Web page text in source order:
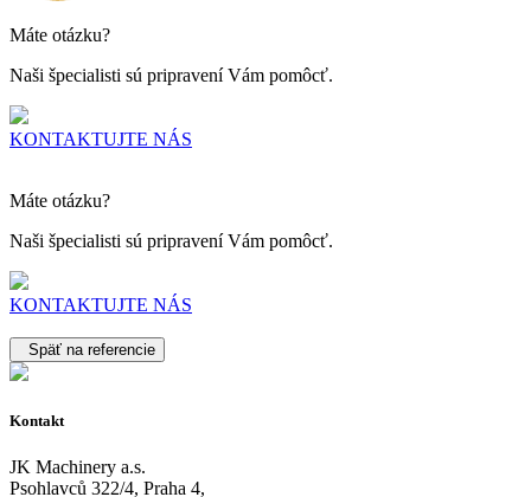
Máte otázku?
Naši špecialisti sú pripravení Vám pomôcť.
KONTAKTUJTE NÁS
Máte otázku?
Naši špecialisti sú pripravení Vám pomôcť.
KONTAKTUJTE NÁS
Späť na referencie
Kontakt
JK Machinery a.s.
Psohlavců 322/4, Praha 4,